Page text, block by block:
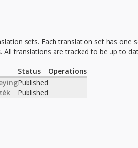
sets. Each translation set has one
. All translations are tracked to be up to
Status
Operations
Published
Published